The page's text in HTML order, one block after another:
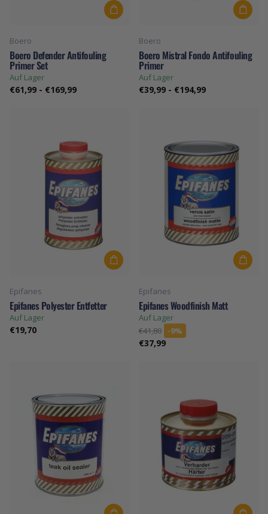
Boero
Boero Defender Antifouling
Primer Set
Auf Lager
€61,99 - €169,99
Boero
Boero Mistral Fondo Antifouling
Primer
Auf Lager
€39,99 - €194,99
Epifanes
Epifanes Polyester Entfetter
Auf Lager
€19,70
Epifanes
Epifanes Woodfinish Matt
Auf Lager
€41,80
-9%
€37,99